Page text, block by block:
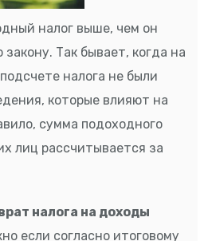
налог выше, чем он
Так бывает, когда на
налога не были
которые влияют на
сумма подоходного
лиц рассчитывается за
налога на доходы
если согласно итоговому